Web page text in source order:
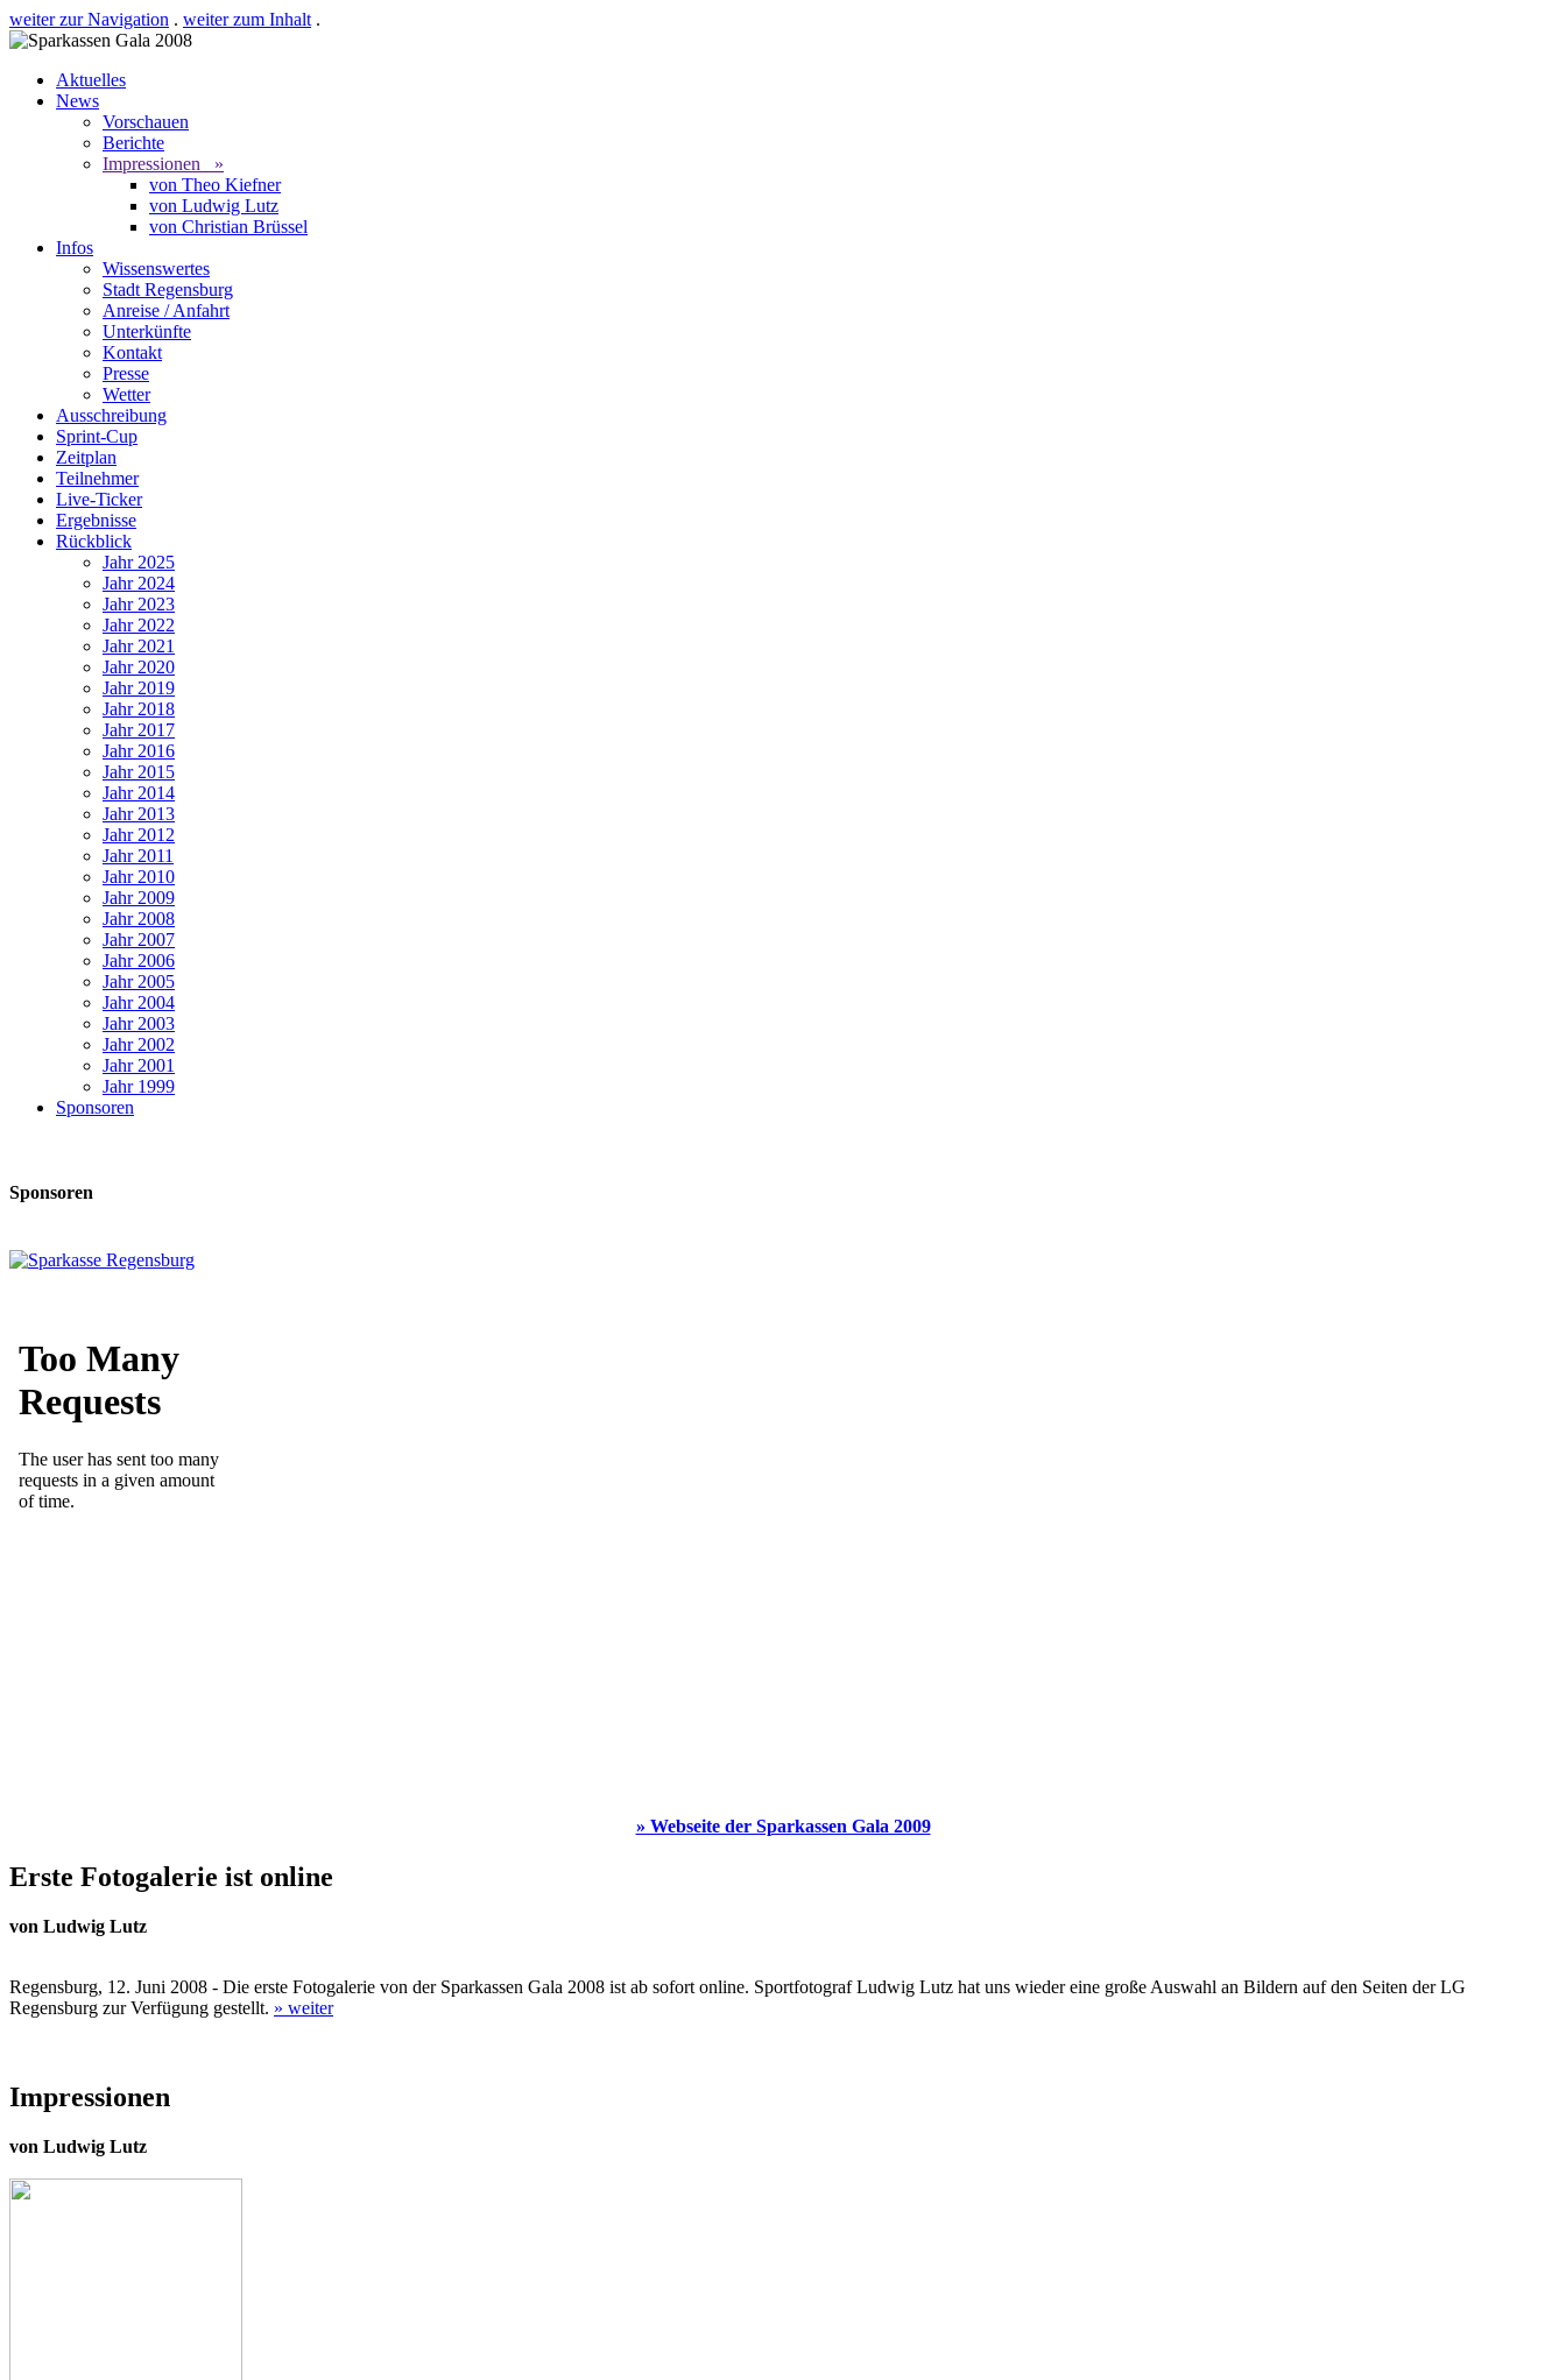
weiter zur Navigation . weiter zum Inhalt .
Aktuelles
News
Vorschauen
Berichte
Impressionen »
von Theo Kiefner
von Ludwig Lutz
von Christian Brüssel
Infos
Wissenswertes
Stadt Regensburg
Anreise / Anfahrt
Unterkünfte
Kontakt
Presse
Wetter
Ausschreibung
Sprint-Cup
Zeitplan
Teilnehmer
Live-Ticker
Ergebnisse
Rückblick
Jahr 2025
Jahr 2024
Jahr 2023
Jahr 2022
Jahr 2021
Jahr 2020
Jahr 2019
Jahr 2018
Jahr 2017
Jahr 2016
Jahr 2015
Jahr 2014
Jahr 2013
Jahr 2012
Jahr 2011
Jahr 2010
Jahr 2009
Jahr 2008
Jahr 2007
Jahr 2006
Jahr 2005
Jahr 2004
Jahr 2003
Jahr 2002
Jahr 2001
Jahr 1999
Sponsoren
Sponsoren
» Webseite der Sparkassen Gala 2009
Erste Fotogalerie ist online
von Ludwig Lutz
Regensburg, 12. Juni 2008 - Die erste Fotogalerie von der Sparkassen Gala 2008 ist ab sofort online. Sportfotograf Ludwig Lutz hat uns wieder eine große Auswahl an Bildern auf den Seiten der LG
Regensburg zur Verfügung gestellt. » weiter
Impressionen
von Ludwig Lutz